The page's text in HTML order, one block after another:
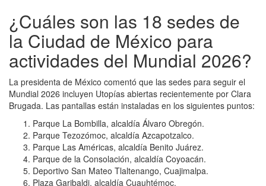
¿Cuáles son las 18 sedes de
la Ciudad de México para
actividades del Mundial 2026?
La presidenta de México comentó que las sedes para seguir el
Mundial 2026 incluyen Utopías abiertas recientemente por Clara
Brugada. Las pantallas están instaladas en los siguientes puntos:
Parque La Bombilla, alcaldía Álvaro Obregón.
Parque Tezozómoc, alcaldía Azcapotzalco.
Parque Las Américas, alcaldía Benito Juárez.
Parque de la Consolación, alcaldía Coyoacán.
Deportivo San Mateo Tlaltenango, Cuajimalpa.
Plaza Garibaldi, alcaldía Cuauhtémoc.